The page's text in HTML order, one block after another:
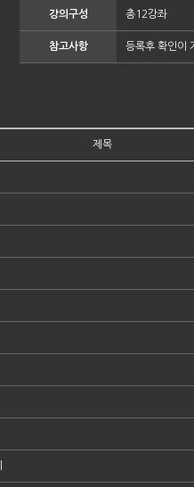
강의구성 총12강좌
참고사항 등록후 확인이
제목